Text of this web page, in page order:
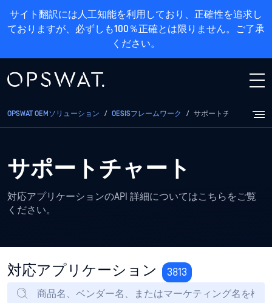
サイト翻訳には人工知能を利用しており、正確性を追求し
ておりますが、必ずしも100％正確とは限りません。ご了承
ください。
OPSWAT OEMソリューション / OESISフレームワーク / サポートチャート
サポートチャート
対応アプリケーションのAPI 詳細についてはこちらをご覧
ください。
対応アプリケーション 3813